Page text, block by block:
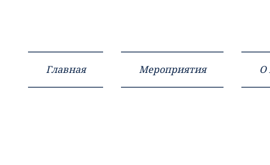
Главная Мероприятия О